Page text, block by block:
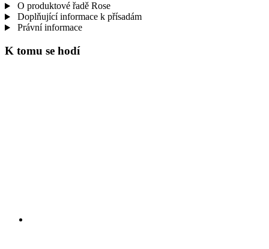
O produktové řadě Rose
Doplňující informace k přísadám
Právní informace
K tomu se hodí